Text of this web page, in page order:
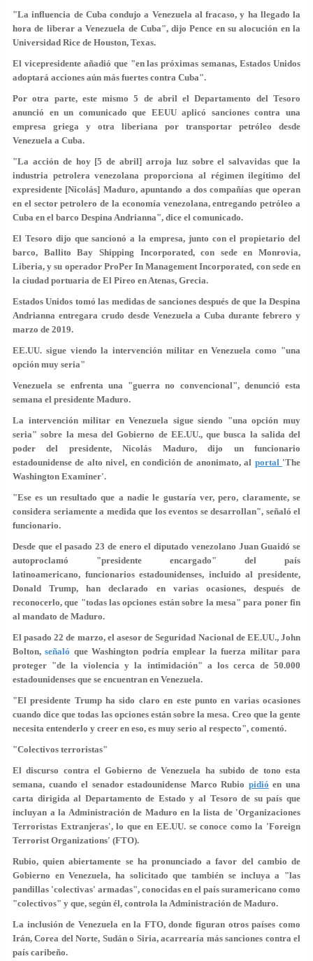
"La influencia de Cuba condujo a Venezuela al fracaso, y ha llegado la
hora de liberar a Venezuela de Cuba", dijo Pence en su alocución en la
Universidad Rice de Houston, Texas.
El vicepresidente añadió que "en las próximas semanas, Estados Unidos
adoptará acciones aún más fuertes contra Cuba".
Por otra parte, este mismo 5 de abril el Departamento del Tesoro
anunció en un comunicado que EEUU aplicó sanciones contra una
empresa griega y otra liberiana por transportar petróleo desde
Venezuela a Cuba.
"La acción de hoy [5 de abril] arroja luz sobre el salvavidas que la
industria petrolera venezolana proporciona al régimen ilegítimo del
expresidente [Nicolás] Maduro, apuntando a dos compañías que operan
en el sector petrolero de la economía venezolana, entregando petróleo a
Cuba en el barco Despina Andrianna", dice el comunicado.
El Tesoro dijo que sancionó a la empresa, junto con el propietario del
barco, Ballito Bay Shipping Incorporated, con sede en Monrovia,
Liberia, y su operador ProPer In Management Incorporated, con sede en
la ciudad portuaria de El Pireo en Atenas, Grecia.
Estados Unidos tomó las medidas de sanciones después de que la Despina
Andrianna entregara crudo desde Venezuela a Cuba durante febrero y
marzo de 2019.
EE.UU. sigue viendo la intervención militar en Venezuela como "una
opción muy seria"
Venezuela se enfrenta una "guerra no convencional", denunció esta
semana el presidente Maduro.
La intervención militar en Venezuela sigue siendo "una opción muy
seria" sobre la mesa del Gobierno de EE.UU., que busca la salida del
poder del presidente, Nicolás Maduro, dijo un funcionario
estadounidense de alto nivel, en condición de anonimato, al portal 'The
Washington Examiner'.
"Ese es un resultado que a nadie le gustaría ver, pero, claramente, se
considera seriamentea medida que los eventos se desarrollan", señaló el
funcionario.
Desde que el pasado 23 de enero el diputado venezolano Juan Guaidó se
autoproclamó "presidente encargado" del país
latinoamericano, funcionarios estadounidenses, incluido al presidente,
Donald Trump, han declarado en varias ocasiones, después de
reconocerlo, que "todas las opciones están sobre la mesa" para poner fin
al mandato de Maduro.
El pasado 22 de marzo, el asesor de Seguridad Nacional de EE.UU., John
Bolton,señaló que Washington podría emplear la fuerza militar para
proteger "de la violencia y la intimidación" a los cerca de 50.000
estadounidenses que se encuentran en Venezuela.
"El presidente Trump ha sido claro en este punto en varias ocasiones
cuando dice que todas las opciones están sobre la mesa. Creo que la gente
necesita entenderlo y creer en eso, es muy serio al respecto", comentó.
"Colectivos terroristas"
El discurso contra el Gobierno de Venezuela ha subido de tono esta
semana, cuando el senador estadounidense Marco Rubio pidió en una
carta dirigida al Departamento de Estado y al Tesoro de su país que
incluyan a la Administración de Maduro en la lista de 'Organizaciones
Terroristas Extranjeras', lo que en EE.UU. se conoce como la 'Foreign
Terrorist Organizations' (FTO).
Rubio, quien abiertamente se ha pronunciado a favor del cambio de
Gobierno en Venezuela, ha solicitado que también se incluya a "las
pandillas 'colectivas' armadas", conocidas en el país suramericano como
"colectivos" y que, según él, controla la Administración de Maduro.
La inclusión de Venezuela en la FTO, donde figuran otros países como
Irán, Corea del Norte, Sudán o Siria, acarrearía más sanciones contra el
país caribeño.